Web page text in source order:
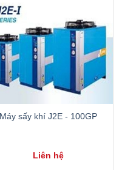
Máy sấy khí J2E - 100GP
Liên hệ